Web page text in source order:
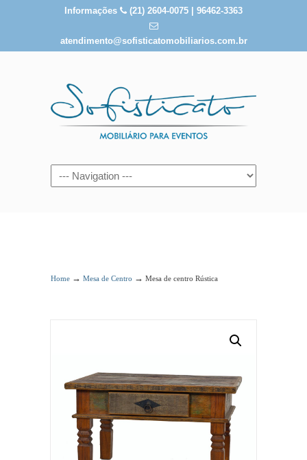
Informações (21) 2604-0075 | 96462-3363
atendimento@sofisticatomobiliarios.com.br
Home → Mesa de Centro → Mesa de centro Rústica